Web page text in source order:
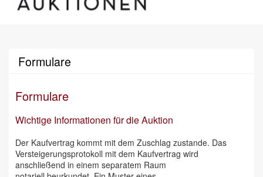
Formulare
Formulare
Wichtige Informationen für die Auktion
Der Kaufvertrag kommt mit dem Zuschlag zustande. Das
Versteigerungsprotokoll mit dem Kaufvertrag wird
anschließend in einem separatem Raum